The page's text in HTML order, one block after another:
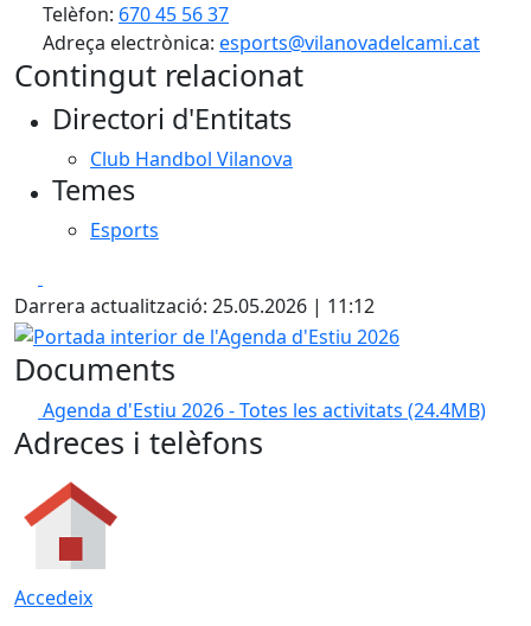
Telèfon: 670 45 56 37
Adreça electrònica: esports@vilanovadelcami.cat
Contingut relacionat
Directori d'Entitats
Club Handbol Vilanova
Temes
Esports
Darrera actualització: 25.05.2026 | 11:12
Portada interior de l'Agenda d'Estiu 2026
Documents
Agenda d'Estiu 2026 - Totes les activitats (24.4MB)
Adreces i telèfons
Accedeix